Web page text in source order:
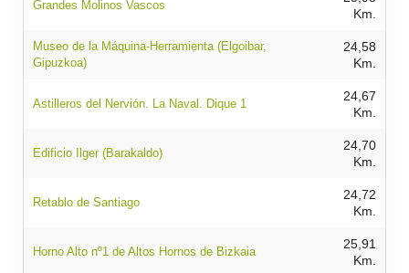
Grandes Molinos Vascos
Km.
Museo de la Máquina-Herramienta (Elgoibar,
Gipuzkoa)
24,58
Km.
Astilleros del Nervión. La Naval. Dique 1
24,67
Km.
Edificio Ilger (Barakaldo)
24,70
Km.
Retablo de Santiago
24,72
Km.
Horno Alto nº1 de Altos Hornos de Bizkaia
25,91
Km.